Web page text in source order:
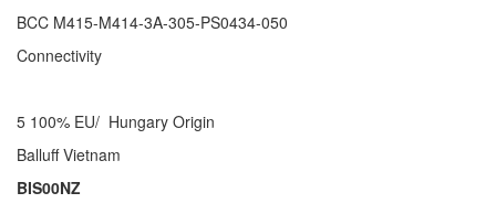
BCC M415-M414-3A-305-PS0434-050
Connectivity
5 100% EU/ Hungary Origin
Balluff Vietnam
BIS00NZ